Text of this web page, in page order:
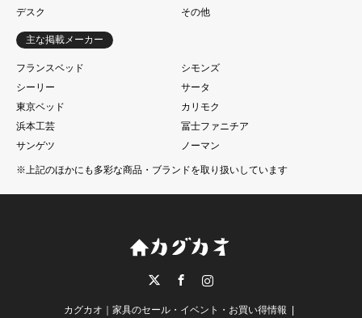
デスク
その他
主な掲載メーカー
フランスベッド
シモンズ
シーリー
サータ
東京ベッド
カリモク
浜本工芸
冨士ファニチア
サンゲツ
ノーマン
※上記のほかにも多彩な商品・ブランドを取り扱いしています
カグカオ｜家具のセール・イベント・お買い得情報